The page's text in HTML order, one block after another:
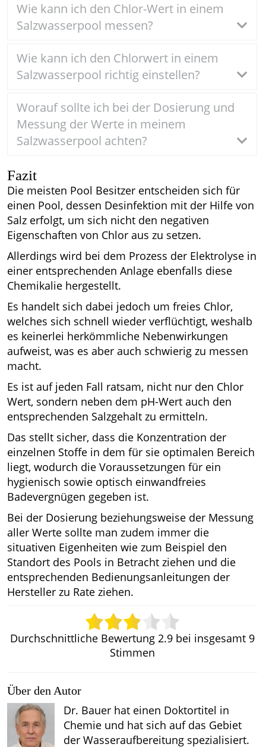
Wie kann ich den Chlor-Wert in einem
Salzwasserpool messen?
Wie kann ich den Chlorwert in einem
Salzwasserpool richtig einstellen?
Worauf sollte ich bei der Dosierung und
Messung der Werte in meinem
Salzwasserpool achten?
Fazit
Die meisten Pool Besitzer entscheiden sich für
einen Pool, dessen Desinfektion mit der Hilfe von
Salz erfolgt, um sich nicht den negativen
Eigenschaften von Chlor aus zu setzen.
Allerdings wird bei dem Prozess der Elektrolyse in
einer entsprechenden Anlage ebenfalls diese
Chemikalie hergestellt.
Es handelt sich dabei jedoch um freies Chlor,
welches sich schnell wieder verflüchtigt, weshalb
es keinerlei herkömmliche Nebenwirkungen
aufweist, was es aber auch schwierig zu messen
macht.
Es ist auf jeden Fall ratsam, nicht nur den Chlor
Wert, sondern neben dem pH-Wert auch den
entsprechenden Salzgehalt zu ermitteln.
Das stellt sicher, dass die Konzentration der
einzelnen Stoffe in dem für sie optimalen Bereich
liegt, wodurch die Voraussetzungen für ein
hygienisch sowie optisch einwandfreies
Badevergnügen gegeben ist.
Bei der Dosierung beziehungsweise der Messung
aller Werte sollte man zudem immer die
situativen Eigenheiten wie zum Beispiel den
Standort des Pools in Betracht ziehen und die
entsprechenden Bedienungsanleitungen der
Hersteller zu Rate ziehen.
Durchschnittliche Bewertung 2.9bei insgesamt 9
Stimmen
Über den Autor
Dr. Bauer hat einen Doktortitel in
Chemie und hat sich auf das Gebiet
der Wasseraufbereitung spezialisiert.